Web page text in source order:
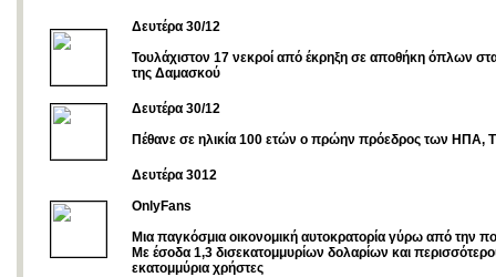
Δευτέρα 30/12
Τουλάχιστον 17 νεκροί από έκρηξη σε αποθήκη όπλων
της Δαμασκού
Δευτέρα 30/12
Πέθανε σε ηλικία 100 ετών ο πρώην πρόεδρος των ΗΠΑ,
Δευτέρα 3012
OnlyFans
Μια παγκόσμια οικονομική αυτοκρατορία γύρω από την
Με έσοδα 1,3 δισεκατομμυρίων δολαρίων και
εκατομμύρια χρήστες